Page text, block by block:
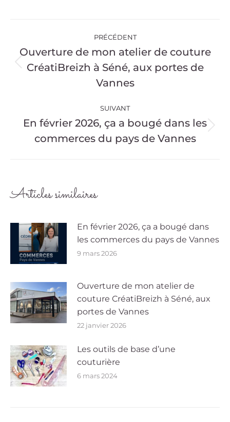
article
PRÉCÉDENT
Article
précédent
Ouverture de mon atelier de couture
CréatiBreizh à Séné, aux portes de
Vannes
SUIVANT
suivant
En février 2026, ça a bougé dans les
commerces du pays de Vannes
Articles similaires
En février 2026, ça a bougé dans
les commerces du pays de Vannes
9 mars 2026
Ouverture de mon atelier de
couture CréatiBreizh à Séné, aux
portes de Vannes
22 janvier 2026
Les outils de base d’une
couturière
6 mars 2024